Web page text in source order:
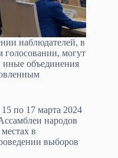
наблюдателей, в
голосовании, могут
объединения
по 17 марта 2024
народов
в
выборов